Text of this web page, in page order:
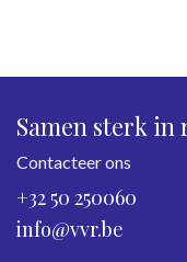
Samen sterk in
Contacteer ons
+32 50 250060
info@vvr.be